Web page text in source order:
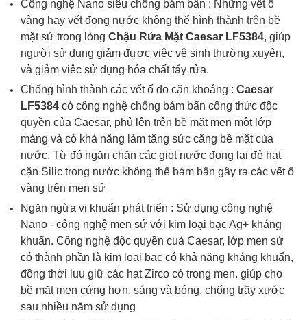
Công nghệ Nano siêu chống bám bẩn : Những vết ố
vàng hay vết đọng nước không thể hình thành trên bề
mặt sứ trong lòng Chậu Rửa Mặt Caesar LF5384, giúp
người sử dụng giảm được việc vệ sinh thường xuyên,
và giảm việc sử dụng hóa chất tẩy rửa.
Chống hình thành các vết ố do cặn khoáng : Caesar
LF5384 có công nghệ chống bám bẩn công thức độc
quyền của Caesar, phủ lên trên bề mặt men một lớp
màng và có khả năng làm tăng sức căng bề mặt của
nước. Từ đó ngăn chặn các giọt nước đọng lại đẻ hạt
cặn Silic trong nước không thể bám bẩn gây ra các vết ố
vàng trên men sứ
Ngăn ngừa vi khuẩn phát triển : Sử dụng công nghệ
Nano - công nghệ men sứ với kim loại bạc Ag+ kháng
khuẩn. Công nghệ độc quyền cuả Caesar, lớp men sứ
có thành phần là kim loại bạc có khả năng kháng khuẩn,
đồng thời luu giữ các hạt Zirco có trong men. giúp cho
bề mặt men cứng hơn, sáng và bóng, chống trầy xước
sau nhiều năm sử dụng